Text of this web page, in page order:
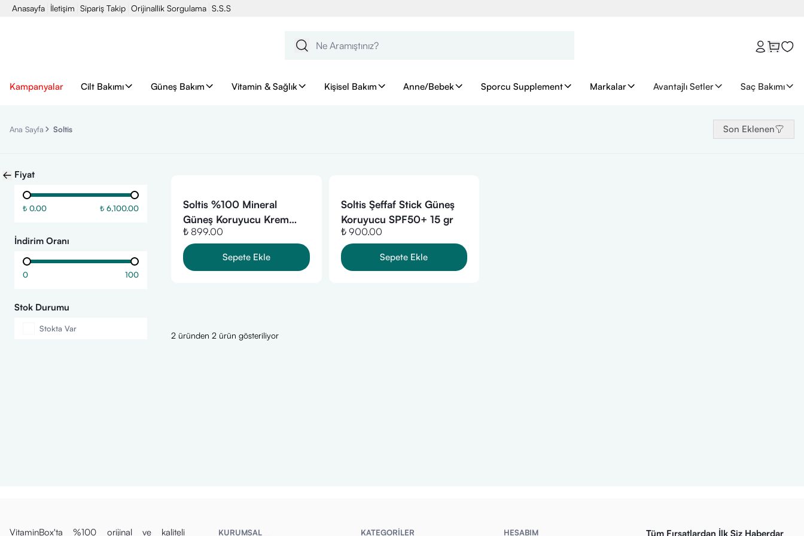
Anasayfa İletişim Sipariş Takip Orijinallik Sorgulama S.S.S
Kampanyalar Cilt Bakımı Güneş Bakım Vitamin & Sağlık Kişisel Bakım Anne/Bebek Sporcu Supplement Markalar Avantajlı Setler Saç Bakımı
Ana Sayfa Soltis Son Eklenen
Fiyat
₺ 0.00 ₺ 6,100.00
İndirim Oranı
0 100
Stok Durumu
Stokta Var
Soltis %100 Mineral
Güneş Koruyucu Krem
SPF 50+ Pa++++, 50 ml
₺ 899.00
Sepete Ekle
Soltis Şeffaf Stick Güneş
Koruyucu SPF50+ 15 gr
₺ 900.00
Sepete Ekle
2 üründen 2 ürün gösteriliyor
VitaminBox'ta %100 orijinal ve kaliteli KURUMSAL KATEGORİLER HESABIM Tüm Fırsatlardan İlk Siz Haberdar